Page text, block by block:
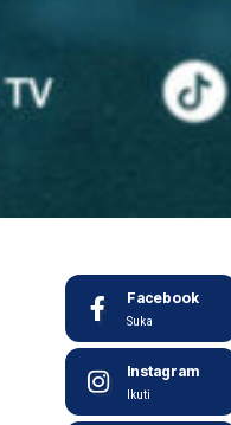
Facebook
Suka
Instagram
Ikuti